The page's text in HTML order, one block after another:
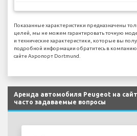
Показанные характеристики предназначены
целей, мы не можем гарантировать точную
и технические характеристики, которые вы
подробной информации обратитесь в
сайте Аэропорт Dortmund.
Аренда автомобиля Peugeot на
часто задаваемые вопросы